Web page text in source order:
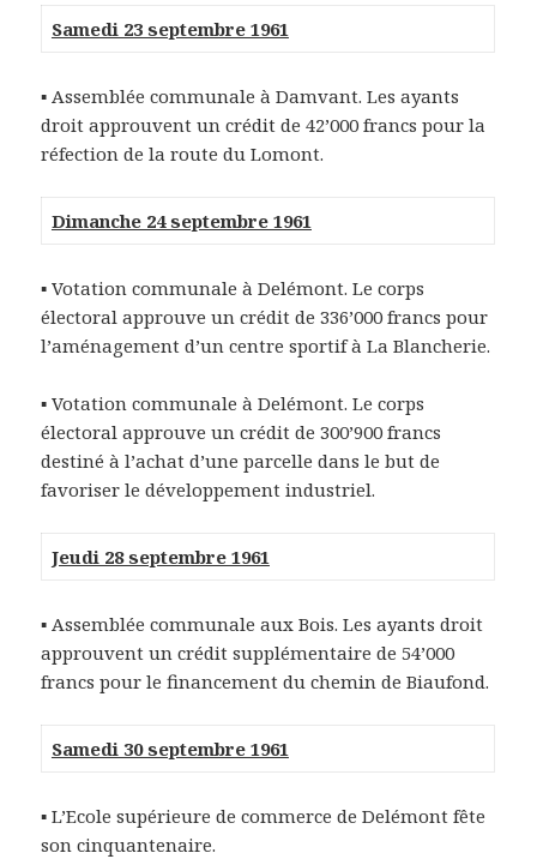
Samedi 23 septembre 1961
▪ Assemblée communale à Damvant. Les ayants
droit approuvent un crédit de 42’000 francs pour la
réfection de la route du Lomont.
Dimanche 24 septembre 1961
▪ Votation communale à Delémont. Le corps
électoral approuve un crédit de 336’000 francs pour
l’aménagement d’un centre sportif à La Blancherie.
▪ Votation communale à Delémont. Le corps
électoral approuve un crédit de 300’900 francs
destiné à l’achat d’une parcelle dans le but de
favoriser le développement industriel.
Jeudi 28 septembre 1961
▪ Assemblée communale aux Bois. Les ayants droit
approuvent un crédit supplémentaire de 54’000
francs pour le financement du chemin de Biaufond.
Samedi 30 septembre 1961
▪ L’Ecole supérieure de commerce de Delémont fête
son cinquantenaire.